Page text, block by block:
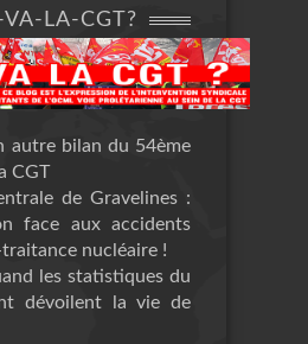
VA-LA-CGT?
autre bilan du 54ème
CGT
de Gravelines :
face aux accidents
nucléaire !
les statistiques du
dévoilent la vie de